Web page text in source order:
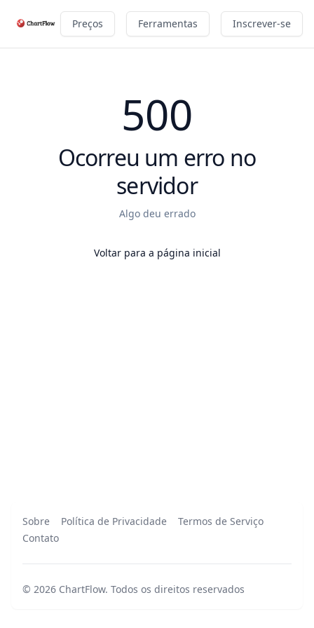
Preços Ferramentas Inscrever-se
500
Ocorreu um erro no
servidor
Algo deu errado
Voltar para a página inicial
Sobre Política de Privacidade
Termos de Serviço
Contato
© 2026 ChartFlow. Todos os direitos reservados